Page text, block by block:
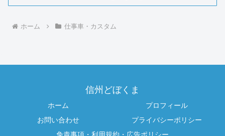
ホーム 仕事車・カスタム
信州どぼくま
ホーム
プロフィール
お問い合わせ
プライバシーポリシー
免責事項・利用規約・広告ポリシー